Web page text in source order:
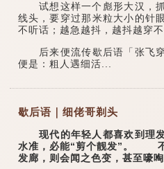
试想这样一个彪形大汉，抓
线头，要穿过那米粒大小的
不听话；越急越抖，越抖越穿不
后来便流传歇后语「张飞
便是：粗人遇细活...
歇后语｜细佬哥剃头
现代的年轻人都喜欢到理发
水准，必能“剪个靓发”。 不
发廊，则会闻之色变，甚至嚎